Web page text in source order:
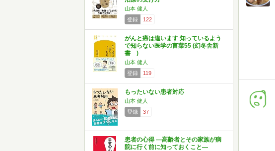
山本 健人
登録
122
がんと癌は違います 知っているよう
で知らない医学の言葉55 (幻冬舎新
書 )
山本 健人
登録
119
もったいない患者対応
山本 健人
登録
37
患者の心得 ―高齢者とその家族が病
院に行く前に知っておくこと―